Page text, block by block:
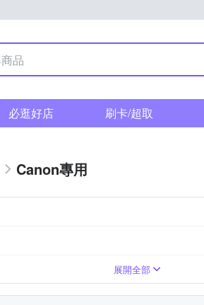
必逛好店 刷卡/超取
Canon專用
展開全部